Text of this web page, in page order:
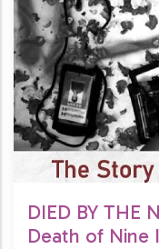
DIED BY THE
Death of Nine